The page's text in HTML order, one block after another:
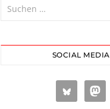
SOCIAL MEDIA